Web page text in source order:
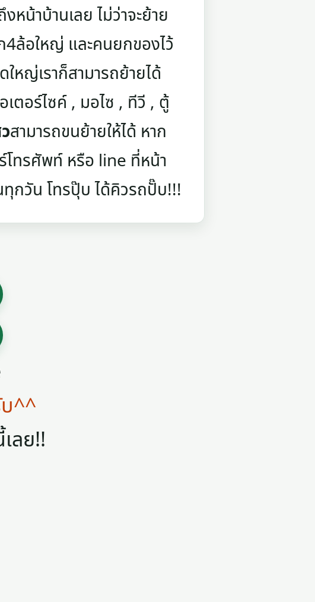
หน้าบ้านเลย ไม่ว่าจะย้าย
ล้อใหญ่ และคนยกของไว้
หญ่เราก็สามารถย้ายได้
ตอร์ไซค์ , มอไซ , ทีวี , ตู้
สามารถขนย้ายให้ได้ หาก
โทรศัพท์ หรือ line ที่หน้า
ทุกวัน โทรปุ๊บ ได้คิวรถปั๊บ!!!
^^
ลย!!